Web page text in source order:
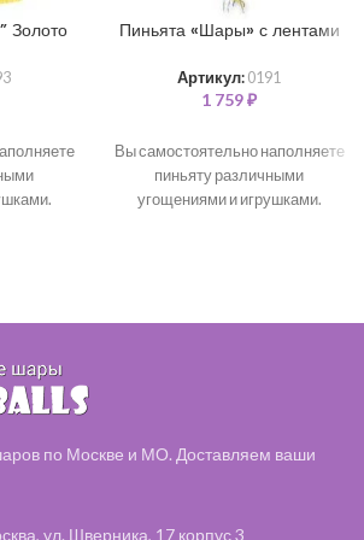
Золото Пиньята «Шары» с лентами
Артикул: 0191
1 759₽
Вы самостоятельно наполняете
пиньяту различными
угощениями и игрушками.
по Москве и МО. Доставляем ваши
ул. Шверника, 17 корпус 3